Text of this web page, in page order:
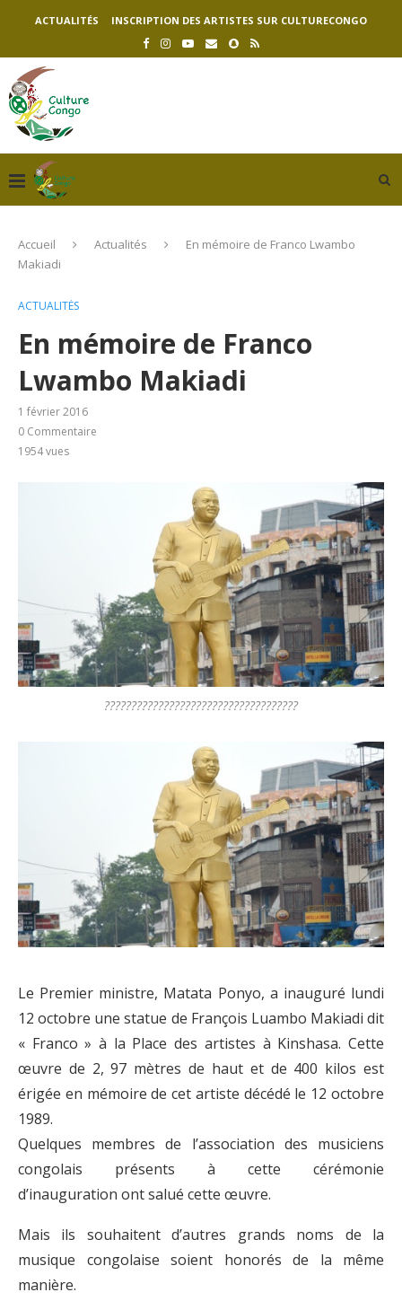
ACTUALITÉS INSCRIPTION DES ARTISTES SUR CULTURECONGO
Accueil Actualités
En mémoire de Franco Lwambo
Makiadi
ACTUALITÉS
En mémoire de Franco
Lwambo Makiadi
1 février 2016
0 Commentaire
1954vues
????????????????????????????????????
Le Premier ministre, Matata Ponyo, a inauguré lundi
12 octobre une statue de François Luambo Makiadi dit
« Franco » à la Place des artistes à Kinshasa. Cette
œuvre de 2, 97 mètres de haut et de 400 kilos est
érigée en mémoire de cet artiste décédé le 12 octobre
1989.
Quelques membres de l’association des musiciens
congolais présents à cette cérémonie
d’inauguration ont salué cette œuvre.
Mais ils souhaitent d’autres grands noms de la
musique congolaise soient honorés de la même
manière.